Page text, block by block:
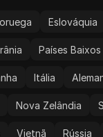
Eslováquia
Países Baixos
Itália
Nova Zelândia
Vietnã Rússia